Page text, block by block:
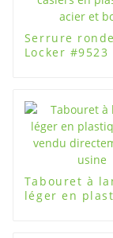
Serrure
Locker #9523
et bois
Tabouret à
léger en